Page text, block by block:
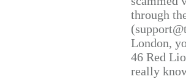
through
London,
46 Red
really